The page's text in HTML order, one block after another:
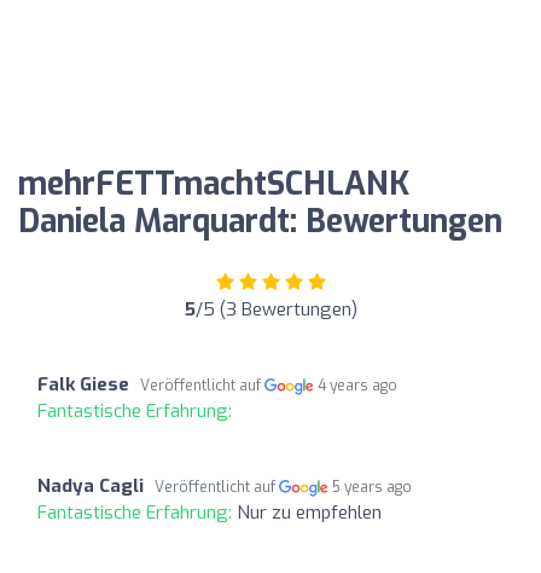
mehrFETTmachtSCHLANK
Daniela Marquardt: Bewertungen
5/5 (3 Bewertungen)
Falk Giese Veröffentlicht auf 4 years ago
Fantastische Erfahrung:
Nadya Cagli Veröffentlicht auf 5 years ago
Fantastische Erfahrung: Nur zu empfehlen